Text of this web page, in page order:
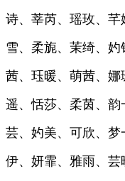
诗、莘芮、瑶玫、
雪、柔旎、茉绮、
茜、珏暖、萌茜、
遥、恬莎、柔茵、
芸、妁美、可欣、
伊、妍霏、雅雨、